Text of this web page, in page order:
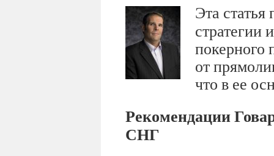
Эта
стратегии
покерного
от
что в ее
Рекомендации
СНГ